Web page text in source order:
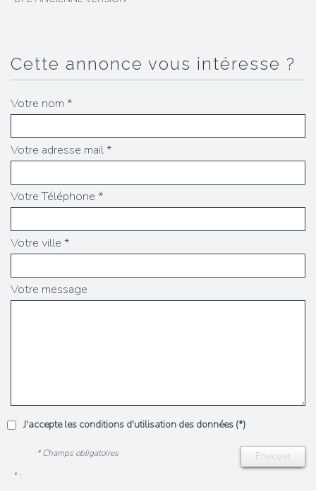
cette annonce vous intéresse ?
Votre nom *
Votre adresse mail *
Votre Téléphone *
Votre ville *
Votre message
J'accepte les conditions d'utilisation des données (*)
Envoyer
* Champs obligatoires
* :